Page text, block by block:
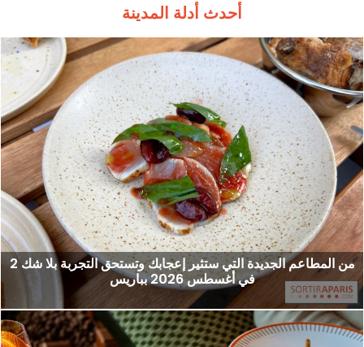
أحدث أدلة المدينة
2 من المطاعم الجديدة التي ستثير إعجابك وتستحق التجربة بلا شك
في أغسطس 2026 بباريس